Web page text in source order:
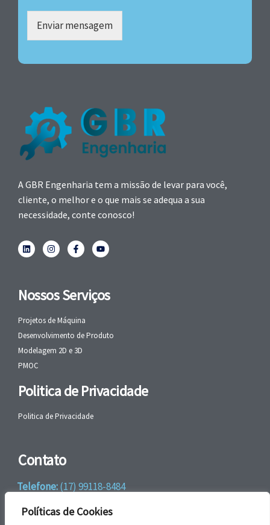
Políticas de Cookies
Enviar mensagem
A GBR Engenharia tem a missão de levar para você,
cliente, o melhor e o que mais se adequa a sua
necessidade, conte conosco!
Nossos Serviços
Projetos de Máquina
Desenvolvimento de Produto
Modelagem 2D e 3D
PMOC
Politica de Privacidade
Politica de Privacidade
Contato
Telefone:(17) 99118-8484
WhatsApp:+55 (17) 99118-8484